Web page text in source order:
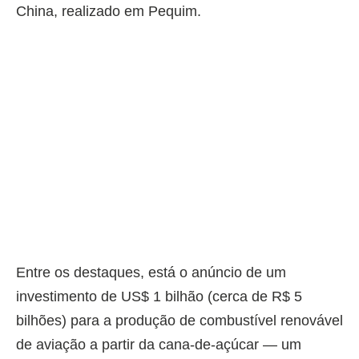
China, realizado em Pequim.
Entre os destaques, está o anúncio de um
investimento de US$ 1 bilhão (cerca de R$ 5
bilhões) para a produção de combustível renovável
de aviação a partir da cana-de-açúcar — um